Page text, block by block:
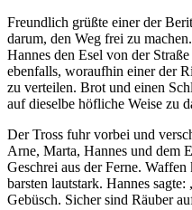
Freundlich grüßte einer der
darum, den Weg frei zu
Hannes den Esel von der
ebenfalls, woraufhin einer der
zu verteilen. Brot und einen
auf dieselbe höfliche Weise zu
Der Tross fuhr vorbei und
Arne, Marta, Hannes und dem
Geschrei aus der Ferne.
barsten lautstark. Hannes
Gebüsch. Sicher sind Räuber